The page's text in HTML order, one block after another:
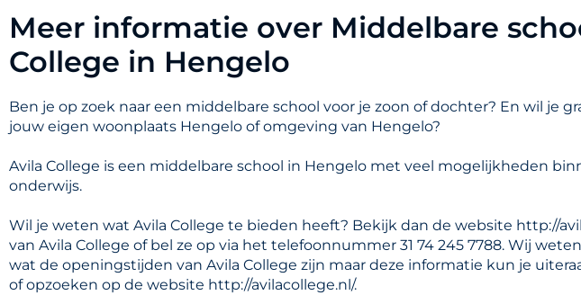
Meer informatie over Middelbare
College in Hengelo
Ben je op zoek naar een middelbare school voor je zoon of dochter? En wil je
jouw eigen woonplaats Hengelo of omgeving van Hengelo?
Avila College is een middelbare school in Hengelo met veel mogelijkheden
onderwijs.
Wil je weten wat Avila College te bieden heeft? Bekijk dan de website http://
van Avila College of bel ze op via het telefoonnummer 31 74 245 7788. Wij
wat de openingstijden van Avila College zijn maar deze informatie kun je
of opzoeken op de website http://avilacollege.nl/.